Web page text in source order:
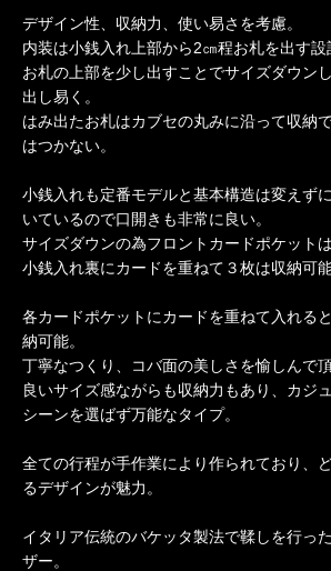
デザイン性、収納力、使い易さを考慮。
内装は小銭入れ上部から2㎝程お札を出す設
お札の上部を少し出すことでサイズダウン
出し易く。
はみ出たお札はカブセの丸みに沿って収納
はつかない。
小銭入れも定番モデルと基本構造は変えず
いているので口開きも非常に良い。
サイズダウンの為フロントカードポケット
小銭入れ裏にカードを重ねて３枚は収納可能
各カードポケットにカードを重ねて入れる
納可能。
丁寧なつくり、コバ面の美しさを愉しんで
良いサイズ感ながらも収納力もあり、カジ
シーンを選ばず万能なタイプ。
全ての行程が手作業により作られており、
るデザインが魅力。
イタリア伝統のバケッタ製法で鞣しを行っ
ザー。